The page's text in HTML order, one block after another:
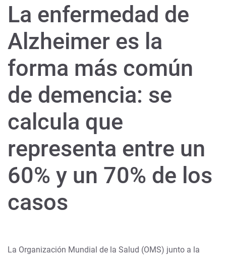
La enfermedad de
Alzheimer es la
forma más común
de demencia: se
calcula que
representa entre un
60% y un 70% de los
casos
La Organización Mundial de la Salud (OMS) junto a la